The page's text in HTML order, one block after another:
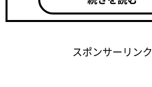
スポンサーリンク